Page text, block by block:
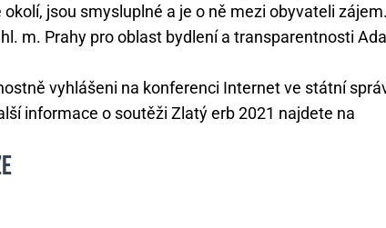
jsou smysluplné a je o ně mezi obyvateli
m. Prahy pro oblast bydlení a transparentnosti
vyhlášeni na konferenci Internet ve státní
informace o soutěži Zlatý erb 2021 najdete na